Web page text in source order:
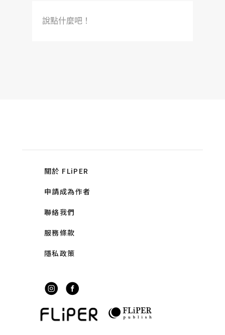
說點什麼吧！
關於 FLiPER
申請成為作者
聯絡我們
服務條款
隱私政策